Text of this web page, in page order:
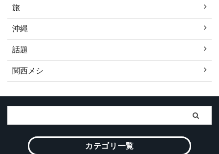
旅
沖縄
話題
関西メシ
カテゴリ一覧